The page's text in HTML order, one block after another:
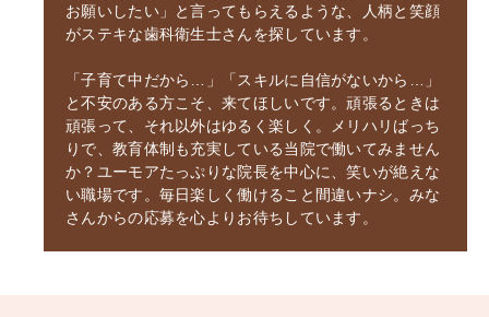
お願いしたい」と言ってもらえるような、人柄と笑顔
がステキな歯科衛生士さんを探しています。
「子育て中だから…」「スキルに自信がないから…」
と不安のある方こそ、来てほしいです。頑張るときは
頑張って、それ以外はゆるく楽しく。メリハリばっち
りで、教育体制も充実している当院で働いてみません
か？ユーモアたっぷりな院長を中心に、笑いが絶えな
い職場です。毎日楽しく働けること間違いナシ。みな
さんからの応募を心よりお待ちしています。